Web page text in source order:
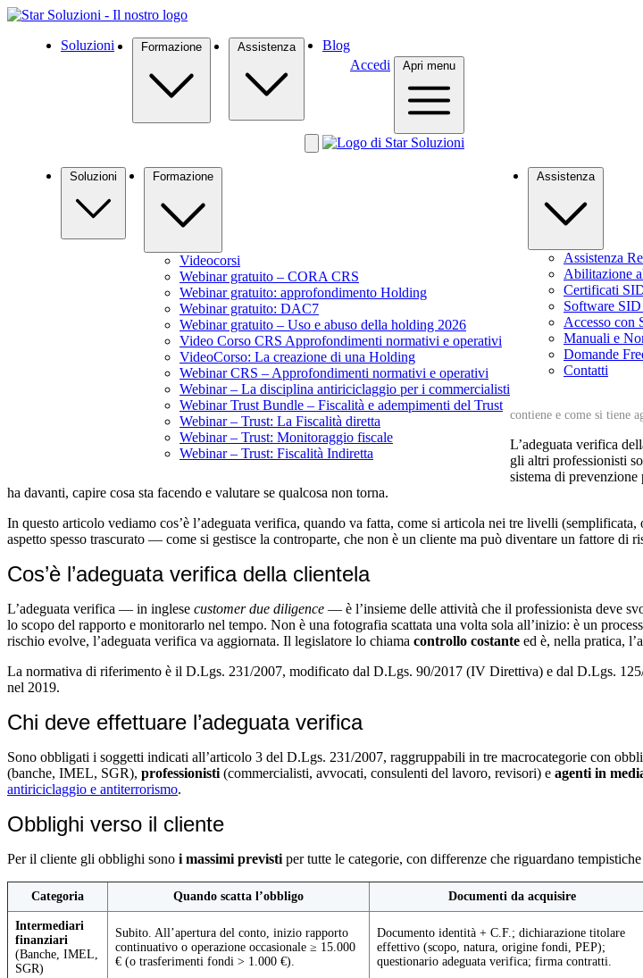
Soluzioni Formazione Assistenza
Blog
Accedi
Apri menu
Soluzioni Formazione
Videocorsi
Webinar gratuito – CORA CRS
Webinar gratuito: approfondimento Holding
Webinar gratuito: DAC7
Webinar gratuito – Uso e abuso della holding 2026
Video Corso CRS Approfondimenti normativi e operativi
VideoCorso: La creazione di una Holding
Webinar CRS – Approfondimenti normativi e operativi
Webinar – La disciplina antiriciclaggio per i commercialisti
Webinar Trust Bundle – Fiscalità e adempimenti del Trust
Webinar – Trust: La Fiscalità diretta
Webinar – Trust: Monitoraggio fiscale
Webinar – Trust: Fiscalità Indiretta
Assistenza
Assistenza
Abilitazione
Certificati
Software SID
Accesso con
Manuali e
Domande
Contatti
contiene e come si tiene
L’adeguata verifica
gli altri professionisti
sistema di prevenzione
ha davanti, capire cosa sta facendo e valutare se qualcosa non torna.
In questo articolo vediamo cos’è l’adeguata verifica, quando va fatta, come si articola nei tre livelli
aspetto spesso trascurato — come si gestisce la controparte, che non è un cliente ma può diventare un fattore di
Cos’è l’adeguata verifica della clientela
L’adeguata verifica — in inglese customer due diligence — è l’insieme delle attività che il professionista deve
lo scopo del rapporto e monitorarlo nel tempo. Non è una fotografia scattata una volta sola all’inizio: è un
rischio evolve, l’adeguata verifica va aggiornata. Il legislatore lo chiama controllo costante ed è, nella pratica,
La normativa di riferimento è il D.Lgs. 231/2007, modificato dal D.Lgs. 90/2017 (IV Direttiva) e dal D.Lgs.
nel 2019.
Chi deve effettuare l’adeguata verifica
Sono obbligati i soggetti indicati all’articolo 3 del D.Lgs. 231/2007, raggruppabili in tre macrocategorie con
(banche, IMEL, SGR), professionisti (commercialisti, avvocati, consulenti del lavoro, revisori) e agenti in
antiriciclaggio e antiterrorismo.
Obblighi verso il cliente
Per il cliente gli obblighi sono i massimi previsti per tutte le categorie, con differenze che riguardano
Categoria Quando scatta l’obbligo Documenti da acquisire
Intermediari
finanziari
(Banche, IMEL,
SGR)
Subito. All’apertura del conto, inizio rapporto
continuativo o operazione occasionale ≥ 15.000
€ (o trasferimenti fondi > 1.000 €).
Documento identità + C.F.; dichiarazione titolare
effettivo (scopo, natura, origine fondi, PEP);
questionario adeguata verifica; firma contratti.